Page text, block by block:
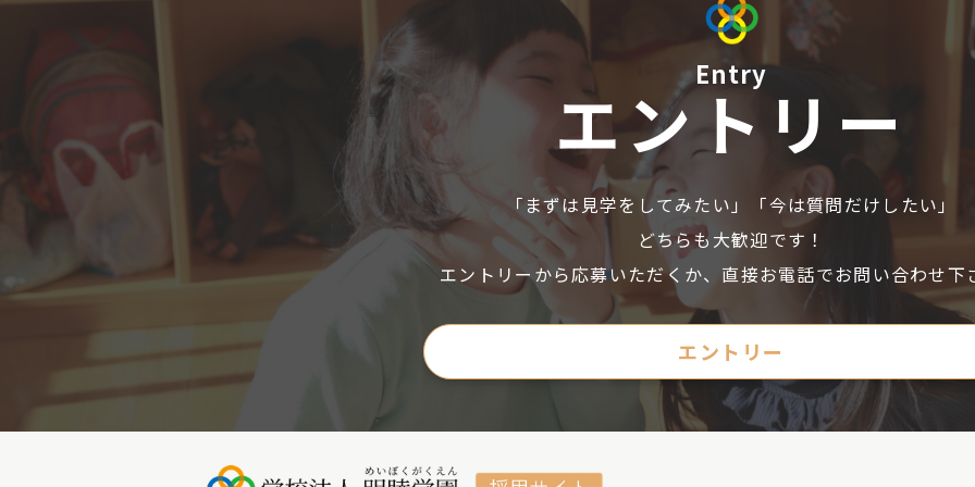
ン
Entry
エントリー
「まずは見学をしてみたい」 「今は質問だけしたい」
どちらも大歓迎です！
エントリーから応募いただくか、 直接お電話でお問い合わせ下
エントリー